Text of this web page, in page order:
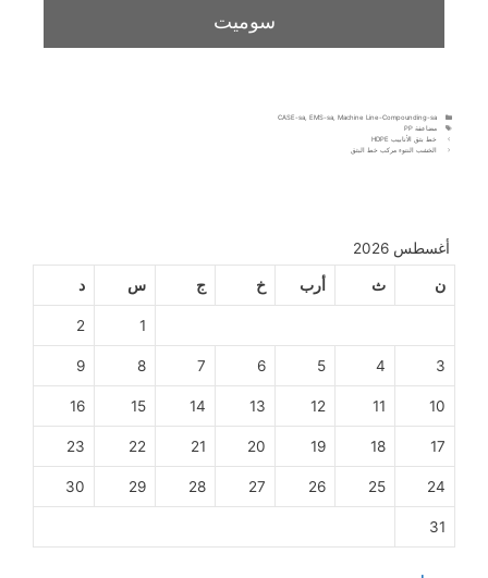
CASE-sa ,EMS-sa ,Machine Line-Compounding-sa
مضاعفة PP
خط بثق الأنابيب HDPE
الخشب النتوء مركب خط البثق
أغسطس 2026
ن ث أرب خ ج س د
1
2
3
4
5
6
7
8
9
10
11
12
13
14
15
16
17
18
19
20
21
22
23
24
25
26
27
28
29
30
31